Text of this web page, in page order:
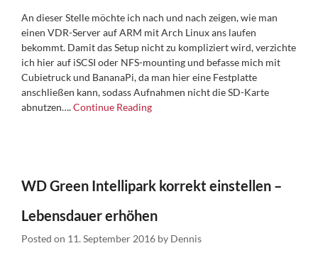
An dieser Stelle möchte ich nach und nach zeigen, wie man
einen VDR-Server auf ARM mit Arch Linux ans laufen
bekommt. Damit das Setup nicht zu kompliziert wird, verzichte
ich hier auf iSCSI oder NFS-mounting und befasse mich mit
Cubietruck und BananaPi, da man hier eine Festplatte
anschließen kann, sodass Aufnahmen nicht die SD-Karte
abnutzen….Continue Reading
WD Green Intellipark korrekt einstellen –
Lebensdauer erhöhen
Posted on 11. September 2016 by Dennis